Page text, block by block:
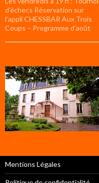
d’échecs Réservation sur
l’appli CHESSBAR Aux Trois
Coups – Programme d’août
Mentions Légales